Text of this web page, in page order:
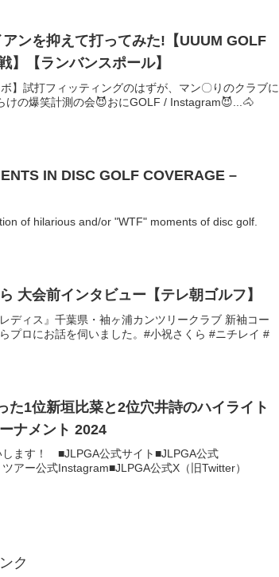
アンを抑えて打ってみた!【UUUM GOLF
】【ランバンスポール】
試打フィッティングのはずが、マン〇りのクラブに
けの爆笑計測の会😈おにGOLF / Instagram😈...🐴
IN DISC GOLF COVERAGE –
of hilarious and/or "WTF" moments of disc golf.
大会前インタビュー【テレ朝ゴルフ】
ディス』千葉県・袖ヶ浦カンツリークラブ 新袖コー
プロにお話を伺いました。#小祝さくら #ニチレイ #
た1位新垣比菜と2位穴井詩のハイライト
ナメント 2024
ます！ ■JLPGA公式サイト■JLPGA公式
ー公式Instagram■JLPGA公式X（旧Twitter）
ク